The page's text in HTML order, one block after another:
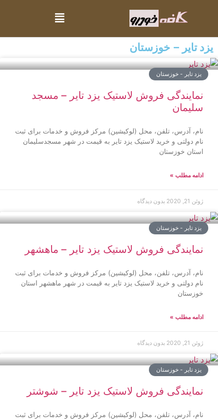
یزد تایر – خوزستان
یزد تایر - خوزستان
نمایندگی فروش لاستیک یزد تایر – مسجد
سلیمان
نام، آدرس، تلفن، محل (لوکیشین) مرکز فروش و خدمات برای ثبت
نام دولتی و خرید لاستیک یزد تایر به قیمت در شهر مسجدسلیمان
استان خوزستان
ادامه مطلب »
ژوئن 21, 2020 بدون دیدگاه
یزد تایر - خوزستان
نمایندگی فروش لاستیک یزد تایر – ماهشهر
نام، آدرس، تلفن، محل (لوکیشین) مرکز فروش و خدمات برای ثبت
نام دولتی و خرید لاستیک یزد تایر به قیمت در شهر ماهشهر استان
خوزستان
ادامه مطلب »
ژوئن 21, 2020 بدون دیدگاه
یزد تایر - خوزستان
نمایندگی فروش لاستیک یزد تایر – شوشتر
نام، آدرس، تلفن، محل (لوکیشین) مرکز فروش و خدمات برای ثبت